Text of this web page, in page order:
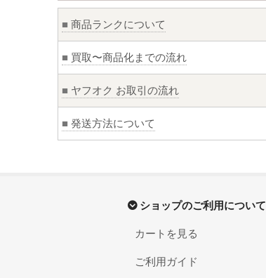
■ 商品ランクについて
■ 買取〜商品化までの流れ
■ ヤフオク お取引の流れ
■ 発送方法について
ショップのご利用について
カートを見る
ご利用ガイド